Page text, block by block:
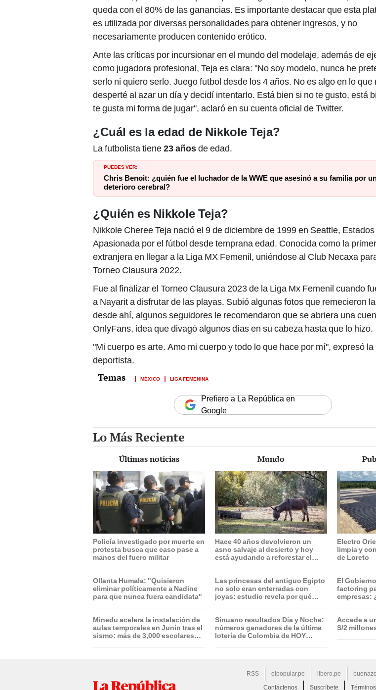
queda con el 80% de las ganancias. Es importante destacar que esta
es utilizada por diversas personalidades para obtener ingresos, y no
necesariamente producen contenido erótico.
Ante las críticas por incursionar en el mundo del modelaje, además de
como jugadora profesional, Teja es clara: "No soy modelo, nunca he
serlo ni quiero serlo. Juego futbol desde los 4 años. No es algo en lo que
desperté al azar un día y decidí intentarlo. Está bien si no te gusto, está
te gusta mi forma de jugar", aclaró en su cuenta oficial de Twitter.
¿Cuál es la edad de Nikkole Teja?
La futbolista tiene23 añosde edad.
PUEDES VER:
Chris Benoit: ¿quién fue el luchador de la WWE que asesinó a su familia por
deterioro cerebral?
¿Quién es Nikkole Teja?
Nikkole Cheree Teja nació el 9 de diciembre de 1999 en Seattle,
Apasionada por el fútbol desde temprana edad. Conocida como la
extranjera en llegar a la Liga MX Femenil, uniéndose al Club Necaxa
Torneo Clausura 2022.
Fue al finalizar el Torneo Clausura 2023 de la Liga Mx Femenil cuando
a Nayarit a disfrutar de las playas. Subió algunas fotos que remecieron
desde ahí, algunos seguidores le recomendaron que se abriera una
OnlyFans, idea que divagó algunos días en su cabeza hasta que lo hizo.
"Mi cuerpo es arte. Amo mi cuerpo y todo lo que hace por mí", expresó la
deportista.
MÉXICO LIGA FEMENINA
Prefiero a La República en
Google
Lo Más Reciente
Últimas noticias
Policía investigado por muerte en
protesta busca que caso pase a
manos del fuero militar
Ollanta Humala: "Quisieron
eliminar políticamente a Nadine
para que nunca fuera candidata"
Minedu acelera la instalación de
aulas temporales en Junín tras el
sismo: más de 3,000 escolares
Mundo
Hace 40 años devolvieron un
asno salvaje al desierto y hoy
está ayudando a reforestar el
Las princesas del antiguo Egipto
no solo eran enterradas con
joyas: estudio revela por qué
Sinuano resultados Día y Noche:
números ganadores de la última
lotería de Colombia de HOY
Electro
limpia y
de Loreto
El
factoring
empresas:
Accede a
S/2
RSS elpopular.pe libero.pe
Contáctenos
Suscríbete